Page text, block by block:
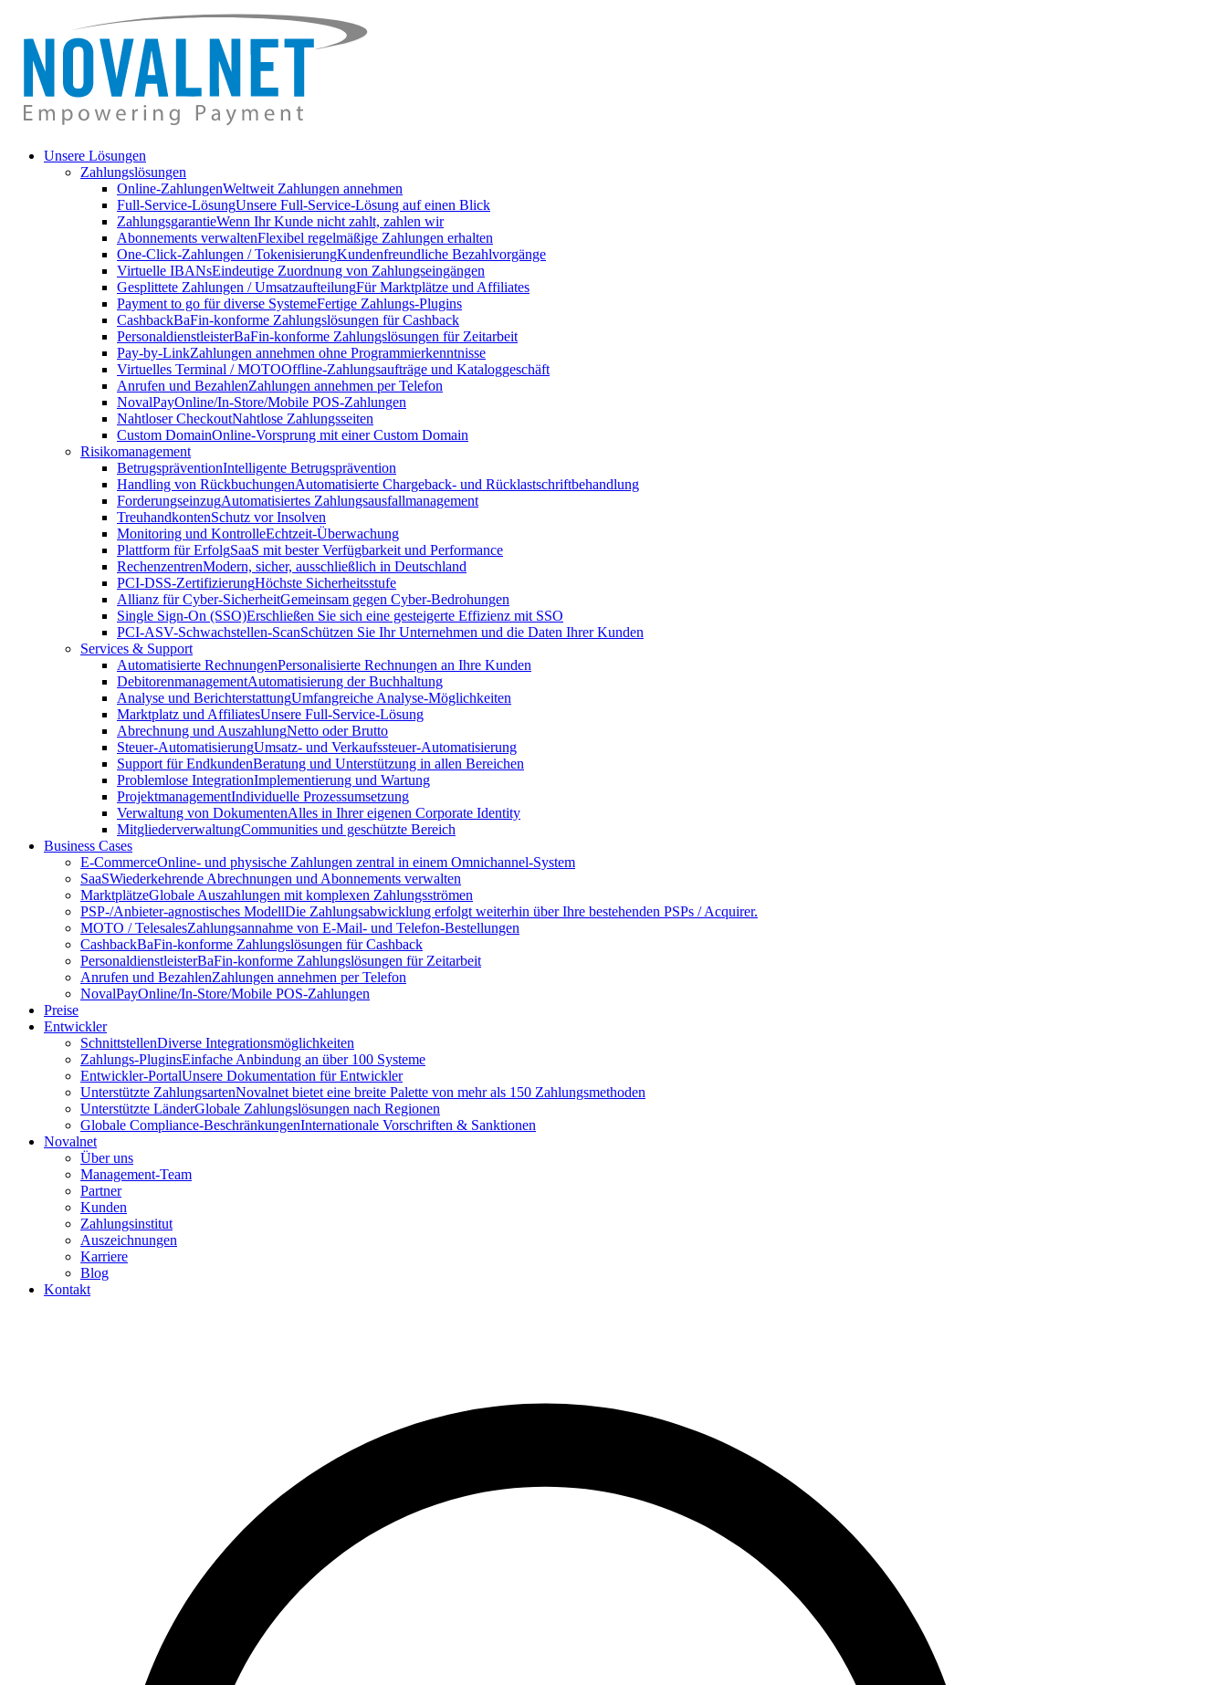
Unsere Lösungen
Zahlungslösungen
Online-ZahlungenWeltweit Zahlungen annehmen
Full-Service-LösungUnsere Full-Service-Lösung auf einen Blick
ZahlungsgarantieWenn Ihr Kunde nicht zahlt, zahlen wir
Abonnements verwaltenFlexibel regelmäßige Zahlungen erhalten
One-Click-Zahlungen / TokenisierungKundenfreundliche Bezahlvorgänge
Virtuelle IBANsEindeutige Zuordnung von Zahlungseingängen
Gesplittete Zahlungen / UmsatzaufteilungFür Marktplätze und Affiliates
Payment to go für diverse SystemeFertige Zahlungs-Plugins
CashbackBaFin-konforme Zahlungslösungen für Cashback
PersonaldienstleisterBaFin-konforme Zahlungslösungen für Zeitarbeit
Pay-by-LinkZahlungen annehmen ohne Programmierkenntnisse
Virtuelles Terminal / MOTOOffline-Zahlungsaufträge und Kataloggeschäft
Anrufen und BezahlenZahlungen annehmen per Telefon
NovalPayOnline/In-Store/Mobile POS-Zahlungen
Nahtloser CheckoutNahtlose Zahlungsseiten
Custom DomainOnline-Vorsprung mit einer Custom Domain
Risikomanagement
BetrugspräventionIntelligente Betrugsprävention
Handling von RückbuchungenAutomatisierte Chargeback- und Rücklastschriftbehandlung
ForderungseinzugAutomatisiertes Zahlungsausfallmanagement
TreuhandkontenSchutz vor Insolven
Monitoring und KontrolleEchtzeit-Überwachung
Plattform für ErfolgSaaS mit bester Verfügbarkeit und Performance
RechenzentrenModern, sicher, ausschließlich in Deutschland
PCI-DSS-ZertifizierungHöchste Sicherheitsstufe
Allianz für Cyber-SicherheitGemeinsam gegen Cyber-Bedrohungen
Single Sign-On (SSO)Erschließen Sie sich eine gesteigerte Effizienz mit SSO
PCI-ASV-Schwachstellen-ScanSchützen Sie Ihr Unternehmen und die Daten Ihrer Kunden
Services & Support
Automatisierte RechnungenPersonalisierte Rechnungen an Ihre Kunden
DebitorenmanagementAutomatisierung der Buchhaltung
Analyse und BerichterstattungUmfangreiche Analyse-Möglichkeiten
Marktplatz und AffiliatesUnsere Full-Service-Lösung
Abrechnung und AuszahlungNetto oder Brutto
Steuer-AutomatisierungUmsatz- und Verkaufssteuer-Automatisierung
Support für EndkundenBeratung und Unterstützung in allen Bereichen
Problemlose IntegrationImplementierung und Wartung
ProjektmanagementIndividuelle Prozessumsetzung
Verwaltung von DokumentenAlles in Ihrer eigenen Corporate Identity
MitgliederverwaltungCommunities und geschützte Bereich
Business Cases
E-CommerceOnline- und physische Zahlungen zentral in einem Omnichannel-System
SaaSWiederkehrende Abrechnungen und Abonnements verwalten
MarktplätzeGlobale Auszahlungen mit komplexen Zahlungsströmen
PSP-/Anbieter‑agnostisches ModellDie Zahlungsabwicklung erfolgt weiterhin über Ihre bestehenden PSPs / Acquirer.
MOTO / TelesalesZahlungsannahme von E-Mail- und Telefon-Bestellungen
CashbackBaFin-konforme Zahlungslösungen für Cashback
PersonaldienstleisterBaFin-konforme Zahlungslösungen für Zeitarbeit
Anrufen und BezahlenZahlungen annehmen per Telefon
NovalPayOnline/In-Store/Mobile POS-Zahlungen
Preise
Entwickler
SchnittstellenDiverse Integrationsmöglichkeiten
Zahlungs-PluginsEinfache Anbindung an über 100 Systeme
Entwickler-PortalUnsere Dokumentation für Entwickler
Unterstützte ZahlungsartenNovalnet bietet eine breite Palette von mehr als 150 Zahlungsmethoden
Unterstützte LänderGlobale Zahlungslösungen nach Regionen
Globale Compliance-BeschränkungenInternationale Vorschriften & Sanktionen
Novalnet
Über uns
Management-Team
Partner
Kunden
Zahlungsinstitut
Auszeichnungen
Karriere
Blog
Kontakt